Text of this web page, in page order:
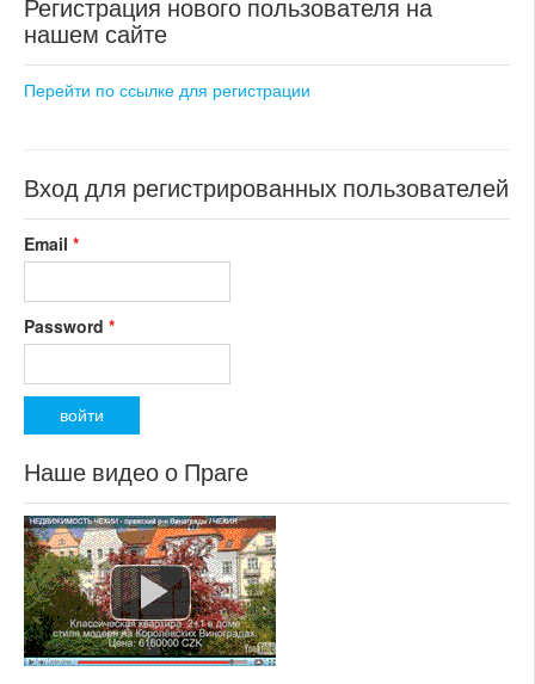
раздел: объекты для
коммерческого использования
нашем сайте
Перейти по ссылке для регистрации
Вход для регистрированных пользователей
Email *
Password *
Наше видео о Праге